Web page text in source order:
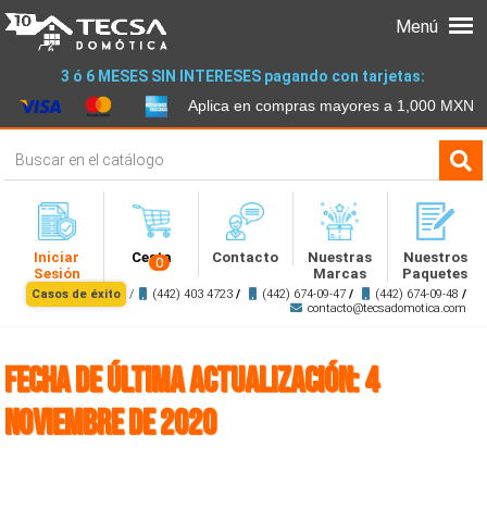
3 ó 6 MESES SIN INTERESES pagando con tarjetas:
Aplica en compras mayores a 1,000 MXN
Iniciar
Sesión
Cesta
0 Contacto
Nuestras
Marcas
Nuestros
Paquetes
Casos de éxito / (442) 403 4723 / (442) 674-09-47 / (442) 674-09-48 /
contacto@tecsadomotica.com
Menú
Fecha de última actualización: 4
Noviembre de 2020